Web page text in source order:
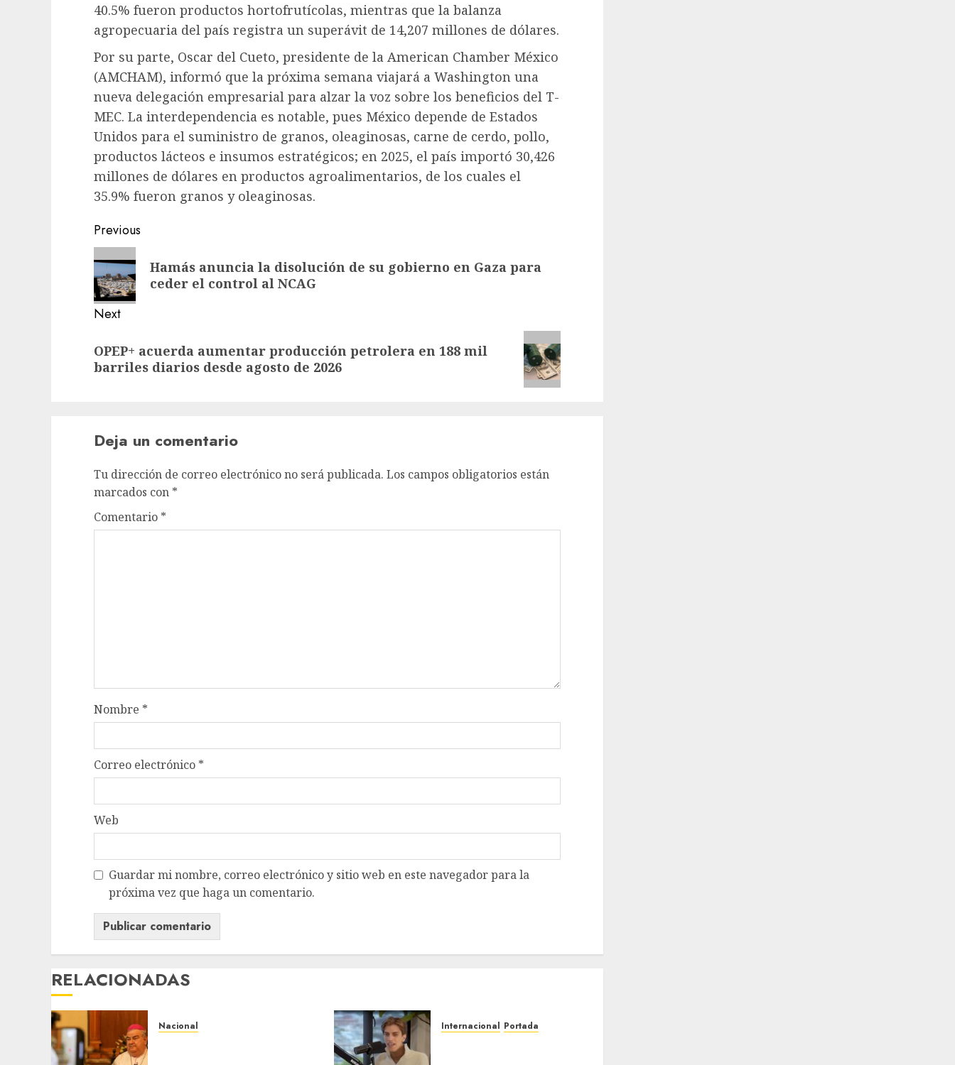
40.5% fueron productos hortofrutícolas, mientras que la balanza
agropecuaria del país registra un superávit de 14,207 millones de dólares.
Por su parte, Oscar del Cueto, presidente de la American Chamber México
(AMCHAM), informó que la próxima semana viajará a Washington una
nueva delegación empresarial para alzar la voz sobre los beneficios del T-
MEC. La interdependencia es notable, pues México depende de Estados
Unidos para el suministro de granos, oleaginosas, carne de cerdo, pollo,
productos lácteos e insumos estratégicos; en 2025, el país importó 30,426
millones de dólares en productos agroalimentarios, de los cuales el
35.9% fueron granos y oleaginosas.
Previous
Hamás anuncia la disolución de su gobierno en Gaza para
ceder el control al NCAG
Next
OPEP+ acuerda aumentar producción petrolera en 188 mil
barriles diarios desde agosto de 2026
Deja un comentario
Tu dirección de correo electrónico no será publicada. Los campos obligatorios están
marcados con *
Comentario *
Nombre *
Correo electrónico *
Web
Guardar mi nombre, correo electrónico y sitio web en este navegador para la
próxima vez que haga un comentario.
RELACIONADAS
Nacional Internacional Portada